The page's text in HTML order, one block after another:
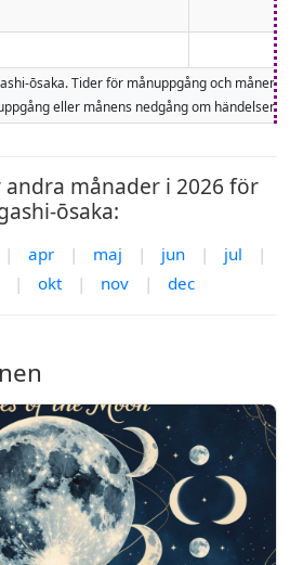
ōsaka. Tider för månuppgång och
eller månens nedgång om
månader i 2026 för
ōsaka:
| apr | maj | jun | jul
|
| okt | nov | dec